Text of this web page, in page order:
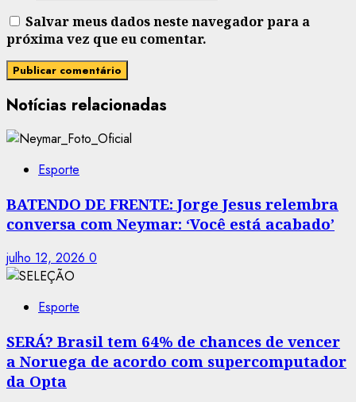
Salvar meus dados neste navegador para a
próxima vez que eu comentar.
Notícias relacionadas
Esporte
BATENDO DE FRENTE: Jorge Jesus relembra
conversa com Neymar: ‘Você está acabado’
julho 12, 2026 0
Esporte
SERÁ? Brasil tem 64% de chances de vencer
a Noruega de acordo com supercomputador
da Opta